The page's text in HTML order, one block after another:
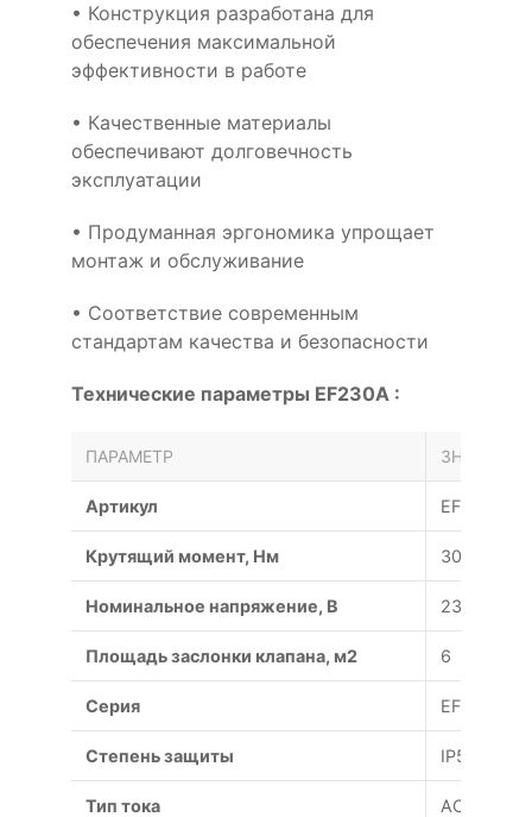
• Конструкция разработана для
обеспечения максимальной
эффективности в работе
• Качественные материалы
обеспечивают долговечность
эксплуатации
• Продуманная эргономика упрощает
монтаж и обслуживание
• Соответствие современным
стандартам качества и безопасности
Технические параметры EF230A :
ПАРАМЕТР ЗНАЧЕНИЕ
Артикул EF230A
Крутящий момент, Нм 30
Номинальное напряжение, В 230
Площадь заслонки клапана, м2 6
Серия EF
Степень защиты IP54
Тип тока AC